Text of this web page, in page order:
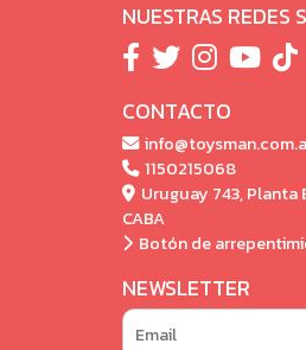
NUESTRAS REDES
CONTACTO
1150215068
Uruguay 743, Planta
CABA
Botón de
NEWSLETTER